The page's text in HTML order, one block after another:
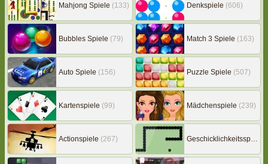
Mahjong Spiele (133) Denkspiele (606)
Bubbles Spiele (79) Match 3 Spiele (163)
Auto Spiele (156) Puzzle Spiele (507)
Kartenspiele (99) Mädchenspiele (239)
Actionspiele (267) Geschicklichkeitsspiele